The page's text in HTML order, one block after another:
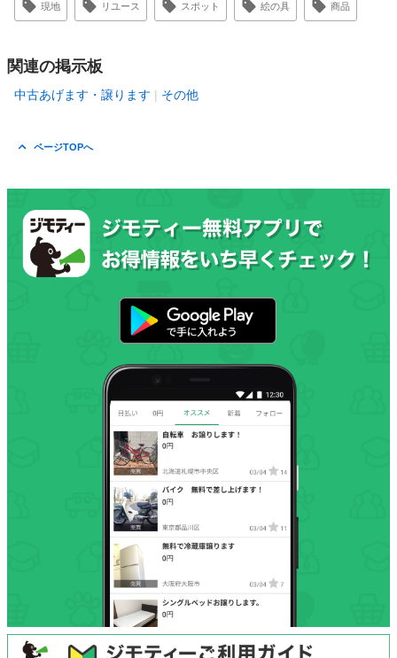
現地 リユース スポット 絵の具 商品
関連の掲示板
中古あげます・譲ります その他
ページTOPへ